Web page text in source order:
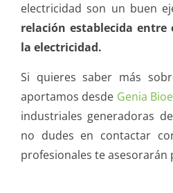
electricidad son un buen
relación establecida
la electricidad.
Si quieres saber más
aportamos desde Genia
industriales generadoras
no dudes en contactar
profesionales te asesorarán